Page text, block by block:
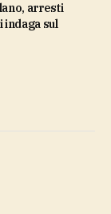
indaga sul